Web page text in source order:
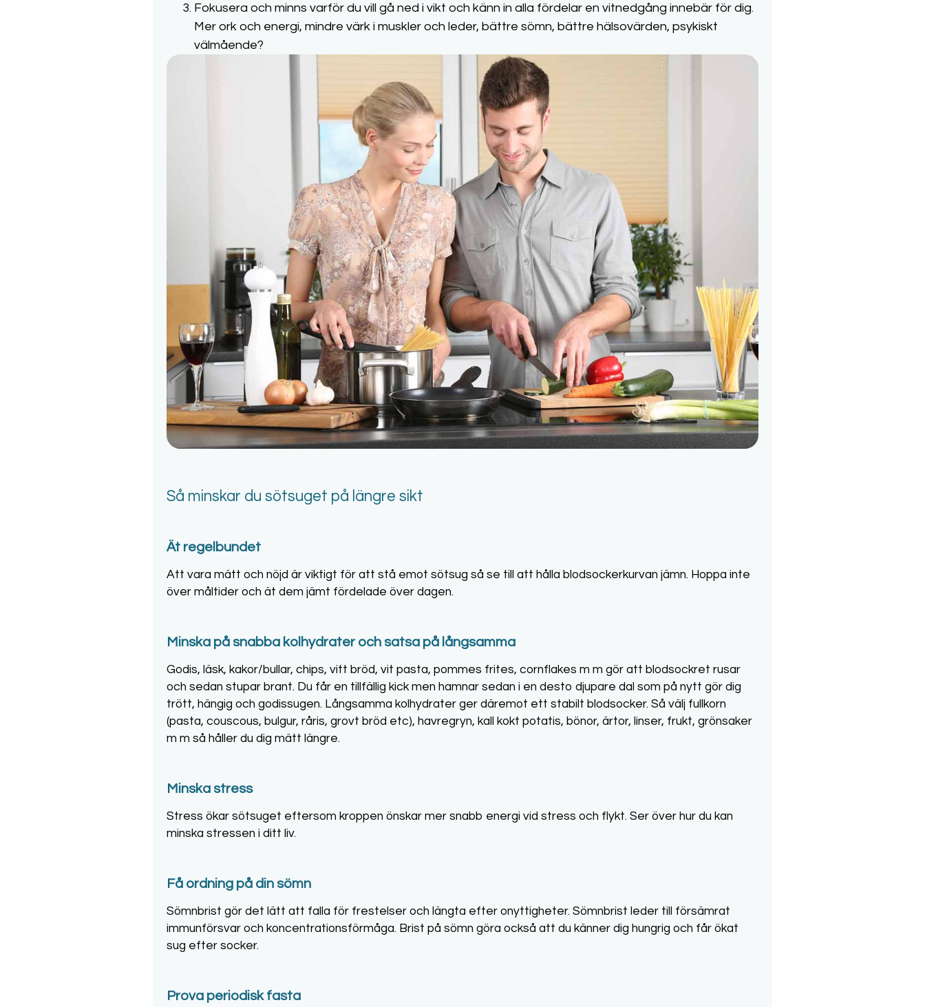
Fokusera och minns varför du vill gå ned i vikt och känn in alla fördelar en vitnedgång innebär för dig.
Mer ork och energi, mindre värk i muskler och leder, bättre sömn, bättre hälsovärden, psykiskt
välmående?
Så minskar du sötsuget på längre sikt
Ät regelbundet
Att vara mätt och nöjd är viktigt för att stå emot sötsug så se till att hålla blodsockerkurvan jämn. Hoppa inte
över måltider och ät dem jämt fördelade över dagen.
Minska på snabba kolhydrater och satsa på långsamma
Godis, läsk, kakor/bullar, chips, vitt bröd, vit pasta, pommes frites, cornflakes m m gör att blodsockret rusar
och sedan stupar brant. Du får en tillfällig kick men hamnar sedan i en desto djupare dal som på nytt gör dig
trött, hängig och godissugen. Långsamma kolhydrater ger däremot ett stabilt blodsocker. Så välj fullkorn
(pasta, couscous, bulgur, råris, grovt bröd etc), havregryn, kall kokt potatis, bönor, ärtor, linser, frukt, grönsaker
m m så håller du dig mätt längre.
Minska stress
Stress ökar sötsuget eftersom kroppen önskar mer snabb energi vid stress och flykt. Ser över hur du kan
minska stressen i ditt liv.
Få ordning på din sömn
Sömnbrist gör det lätt att falla för frestelser och längta efter onyttigheter. Sömnbrist leder till försämrat
immunförsvar och koncentrationsförmåga. Brist på sömn göra också att du känner dig hungrig och får ökat
sug efter socker.
Prova periodisk fasta